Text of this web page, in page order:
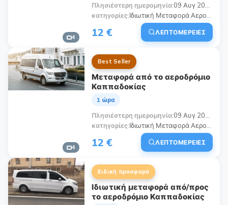
4
Πλησιέστερη ημερομηνία
κατηγορίες
12 € ΛΕΠΤΟΜΈΡΕΙΕΣ
4
Best Seller
Μεταφορά από το αεροδρόμιο
Καππαδοκίας
1 ώρα
Πλησιέστερη ημερομηνία
κατηγορίες
12 € ΛΕΠΤΟΜΈΡΕΙΕΣ
Ειδική προσφορά
Ιδιωτική μεταφορά από/προς
το αεροδρόμιο Καππαδοκίας